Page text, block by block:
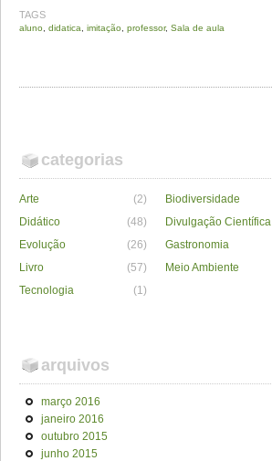
TAGS
aluno didatica imitação professor, Sala de aula
categorias
Arte (2) Biodiversidade
Didático
(48) Divulgação Científica
Evolução
(26) Gastronomia
Livro
(57) Meio Ambiente
Tecnologia
(1)
arquivos
março 2016
janeiro 2016
outubro 2015
junho 2015